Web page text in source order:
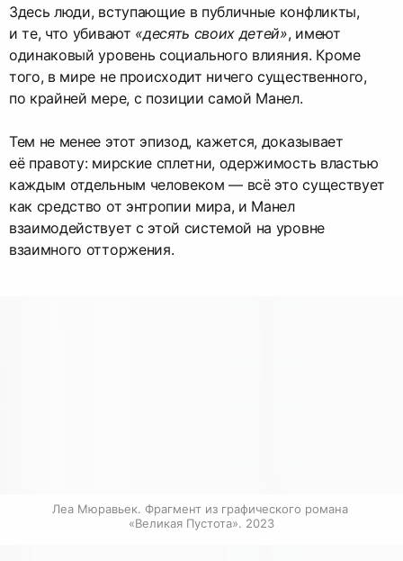
Здесь люди, вступающие в публичные конфликты,
и те, что убивают «десять своих детей», имеют
одинаковый уровень социального влияния. Кроме
того, в мире не происходит ничего существенного,
по крайней мере, с позиции самой Манел.
Тем не менее этот эпизод, кажется, доказывает
её правоту: мирские сплетни, одержимость властью
каждым отдельным человеком — всё это существует
как средство от энтропии мира, и Манел
взаимодействует с этой системой на уровне
взаимного отторжения.
Леа Мюравьек. Фрагмент из графического романа
«Великая Пустота». 2023